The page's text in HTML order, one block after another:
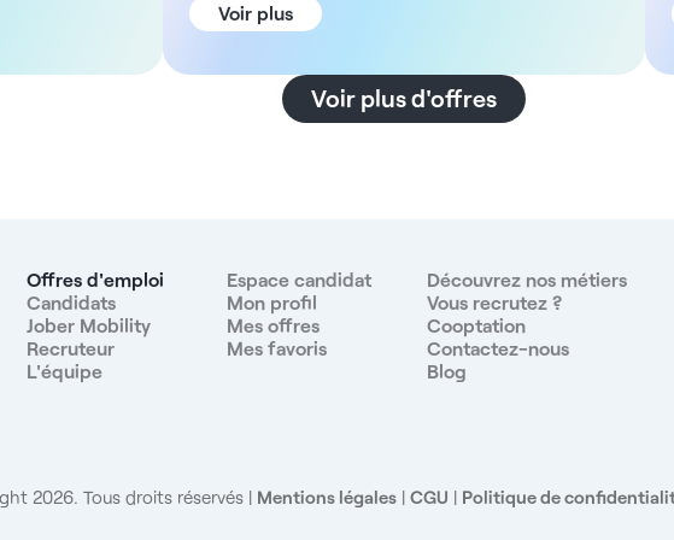
dédiée
et
est
neuf
trois
d'accueil et
un cadre de
avec des
semaine - Heures rémunérées en forfait horaire - Pas
de garde ni d'astreinte La structure Cette clinique
Rhin, dispose de locaux récents et neufs d'environ
300 m². L'activité porte principalement sur la
permanence. La rémunération - Selon la convention
collective, avec possibilité de majoration en fonction
de votre profil et de votre expérience Les avantages
- Toutes les heures rémunérées en forfait horaire -
Planning sur rotation offrant de grands week-ends -
bienveillante Le matériel - Laboratoire d'analyses sur
place - Échographe récent - Radiographie
Voir plus
Voir plus d'offres
Offres d'emploi
Candidats
Jober Mobility
Recruteur
L'équipe
Espace candidat
Mon profil
Mes offres
Mes favoris
Découvrez nos métiers
Vous recrutez ?
Cooptation
Contactez-nous
Blog
2026. Tous droits réservés Mentions légales | CGU | Politique de